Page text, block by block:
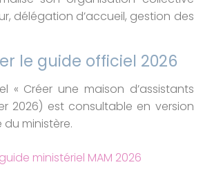
délégation d’accueil, gestion des
le guide officiel 2026
« Créer une maison d’assistants
2026) est consultable en version
du ministère.
ministériel MAM 2026